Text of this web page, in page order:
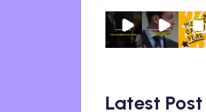
Latest Post